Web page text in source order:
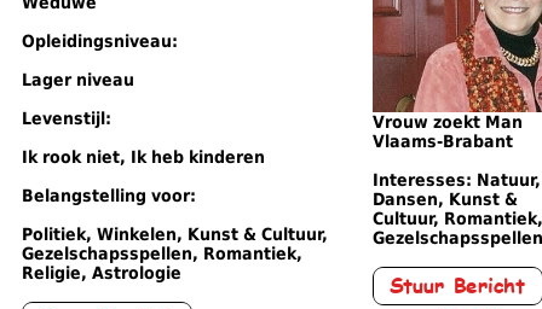
Opleidingsniveau:
Lager niveau
Levenstijl:
Ik rook niet, Ik heb kinderen
Belangstelling voor:
Politiek, Winkelen, Kunst & Cultuur,
Gezelschapsspellen, Romantiek,
Religie, Astrologie
Vrouw zoekt Man
Vlaams-Brabant
Interesses: Natuur,
Dansen, Kunst &
Cultuur, Romantiek,
Gezelschapsspellen